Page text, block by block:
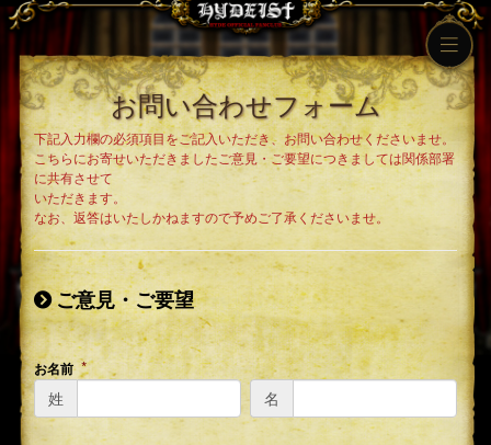
お問い合わせフォーム
下記入力欄の必須項目をご記入いただき、お問い合わせくださいませ。
こちらにお寄せいただきましたご意見・ご要望につきましては関係部署
に共有させて
いただきます。
なお、返答はいたしかねますので予めご了承くださいませ。
ご意見・ご要望
お名前
姓 名